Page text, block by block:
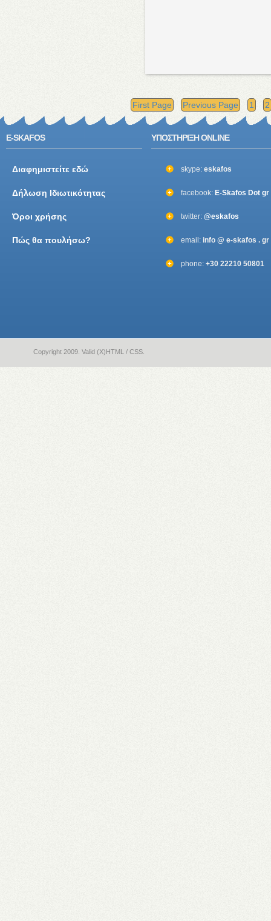
First Page Previous Page 1 2
E-SKAFOS
Διαφημιστείτε εδώ
Δήλωση Ιδιωτικότητας
Όροι χρήσης
Πώς θα πουλήσω?
ΥΠΟΣΤΗΡΙΞΗ ONLINE
skype: eskafos
facebook: E-Skafos Dot gr
twitter: @eskafos
email: info @ e-skafos . gr
phone: +30 22210 50801
Copyright 2009. Valid (X)HTML / CSS.